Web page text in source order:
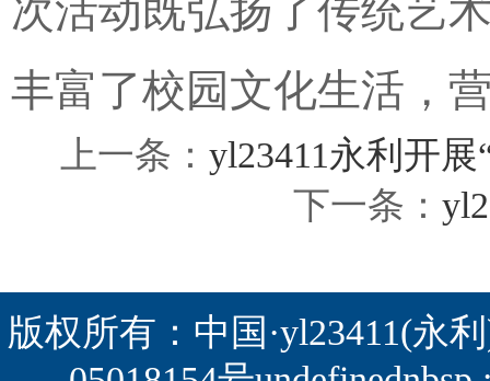
次活动既弘扬了传统艺
丰富了校园文化生活，
上一条： yl23411永利开
下一条：
版权所有：中国·yl23411(永